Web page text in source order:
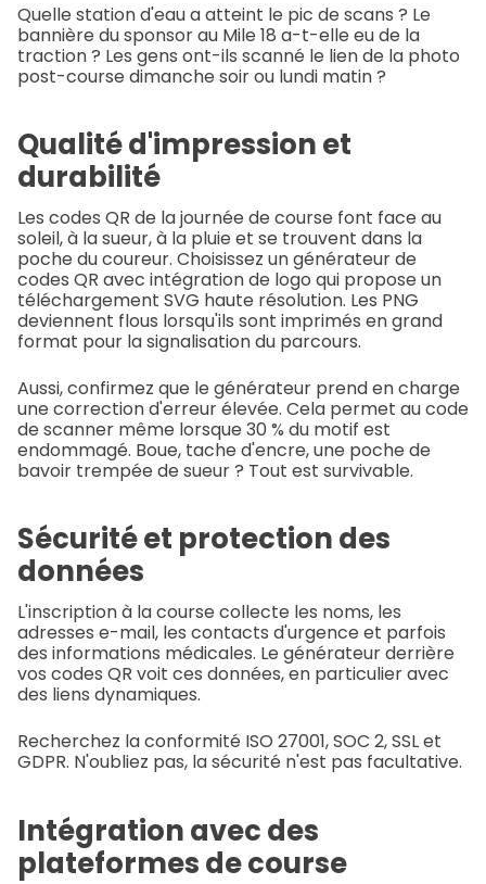
Quelle station d'eau a atteint le pic de scans ? Le
bannière du sponsor au Mile 18 a-t-elle eu de la
traction ? Les gens ont-ils scanné le lien de la photo
post-course dimanche soir ou lundi matin ?
Qualité d'impression et
durabilité
Les codes QR de la journée de course font face au
soleil, à la sueur, à la pluie et se trouvent dans la
poche du coureur. Choisissez un générateur de
codes QR avec intégration de logo qui propose un
téléchargement SVG haute résolution. Les PNG
deviennent flous lorsqu'ils sont imprimés en grand
format pour la signalisation du parcours.
Aussi, confirmez que le générateur prend en charge
une correction d'erreur élevée. Cela permet au code
de scanner même lorsque 30 % du motif est
endommagé. Boue, tache d'encre, une poche de
bavoir trempée de sueur ? Tout est survivable.
Sécurité et protection des
données
L'inscription à la course collecte les noms, les
adresses e-mail, les contacts d'urgence et parfois
des informations médicales. Le générateur derrière
vos codes QR voit ces données, en particulier avec
des liens dynamiques.
Recherchez la conformité ISO 27001, SOC 2, SSL et
GDPR. N'oubliez pas, la sécurité n'est pas facultative.
Intégration avec des
plateformes de course